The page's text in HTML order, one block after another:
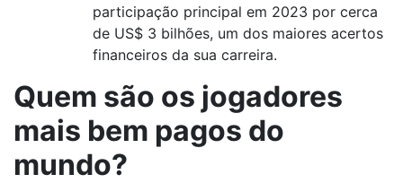
participação principal em 2023 por cerca
de US$ 3 bilhões, um dos maiores acertos
financeiros da sua carreira.
Quem são os jogadores
mais bem pagos do
mundo?